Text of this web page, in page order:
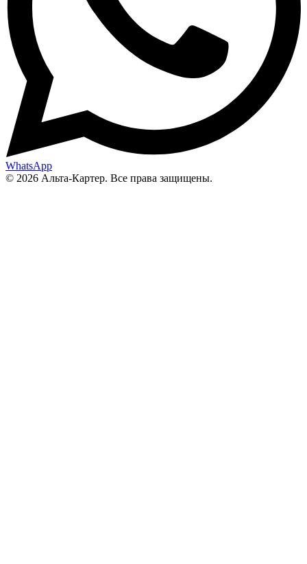
WhatsApp
© 2026 Альта-Картер. Все права защищены.